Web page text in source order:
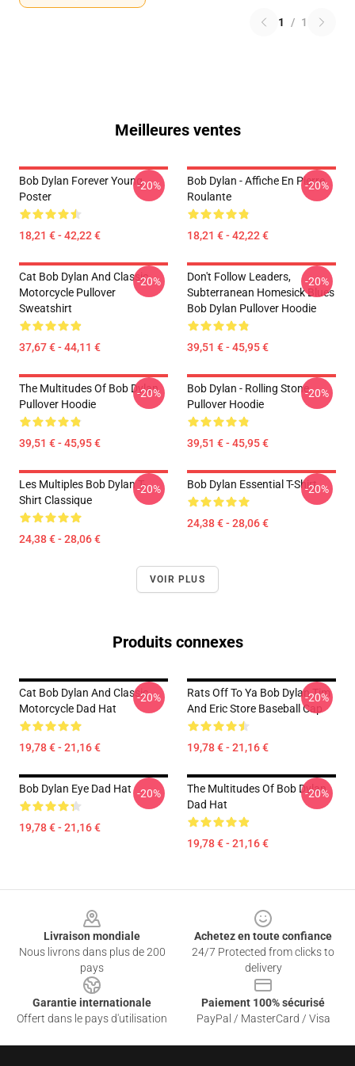
1 / 1
Meilleures ventes
Bob Dylan Forever Young
Poster
18,21 € - 42,22 €
-20%
Bob Dylan - Affiche En Pierre
Roulante
18,21 € - 42,22 €
-20%
Cat Bob Dylan And Classic
Motorcycle Pullover
Sweatshirt
37,67 € - 44,11 €
-20%
Don't Follow Leaders,
Subterranean Homesick Blues
Bob Dylan Pullover Hoodie
39,51 € - 45,95 €
-20%
The Multitudes Of Bob Dylan
Pullover Hoodie
39,51 € - 45,95 €
-20%
Bob Dylan - Rolling Stone
Pullover Hoodie
39,51 € - 45,95 €
-20%
Les Multiples Bob Dylan T-
Shirt Classique
24,38 € - 28,06 €
-20% Bob Dylan Essential T-Shirt
24,38 € - 28,06 €
-20%
VOIR PLUS
Produits connexes
Cat Bob Dylan And Classic
Motorcycle Dad Hat
19,78 € - 21,16 €
-20%
Rats Off To Ya Bob Dylan Tim
And Eric Store Baseball Cap
19,78 € - 21,16 €
-20%
Bob Dylan Eye Dad Hat
19,78 € - 21,16 €
-20%
The Multitudes Of Bob Dylan
Dad Hat
19,78 € - 21,16 €
-20%
Livraison mondiale
Nous livrons dans plus de 200
pays
Achetez en toute confiance
24/7 Protected from clicks to
delivery
Garantie internationale
Offert dans le pays d'utilisation
Paiement 100% sécurisé
PayPal / MasterCard / Visa